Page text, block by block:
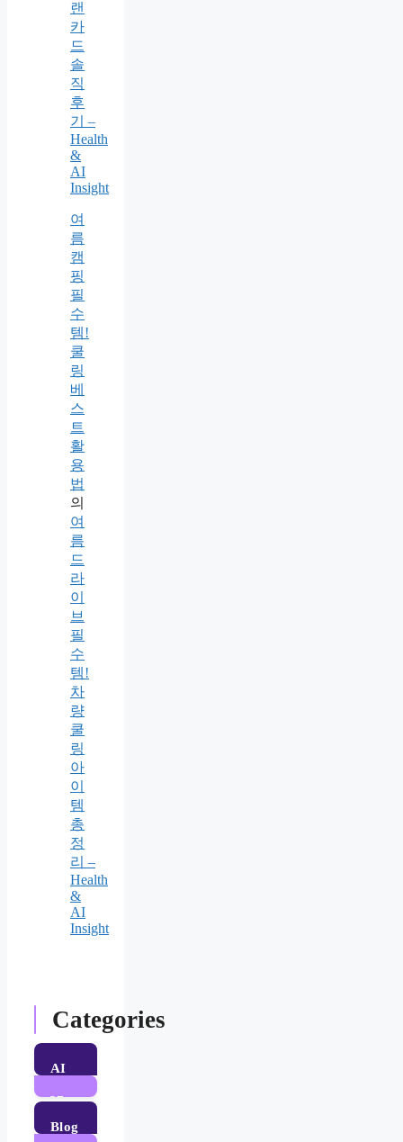
랜
카
드
솔
직
후
기 –
Health
&
AI
Insight
여
름
캠
핑
필
수
템!
쿨
링
베
스
트
활
용
법
의
여
름
드
라
이
브
필
수
템!
차
량
쿨
링
아
이
템
총
정
리 –
Health
&
AI
Insight
Categories
AI
37
Blog